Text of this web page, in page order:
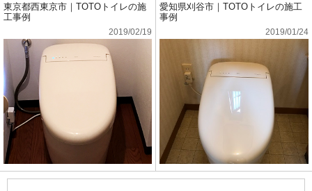
東京都西東京市｜TOTOトイレの施
工事例
2019/02/19
愛知県刈谷市｜TOTOトイレの施工
事例
2019/01/24